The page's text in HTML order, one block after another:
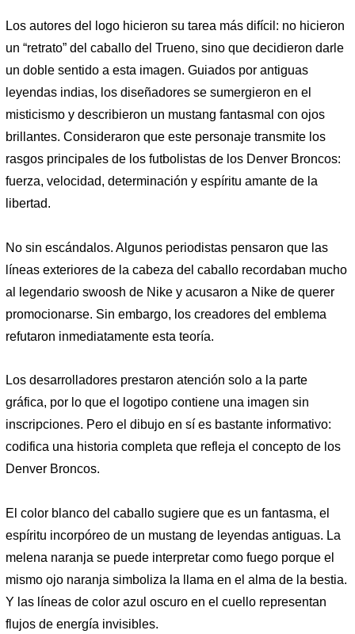
Los autores del logo hicieron su tarea más difícil: no hicieron
un “retrato” del caballo del Trueno, sino que decidieron darle
un doble sentido a esta imagen. Guiados por antiguas
leyendas indias, los diseñadores se sumergieron en el
misticismo y describieron un mustang fantasmal con ojos
brillantes. Consideraron que este personaje transmite los
rasgos principales de los futbolistas de los Denver Broncos:
fuerza, velocidad, determinación y espíritu amante de la
libertad.
No sin escándalos. Algunos periodistas pensaron que las
líneas exteriores de la cabeza del caballo recordaban mucho
al legendario swoosh de Nike y acusaron a Nike de querer
promocionarse. Sin embargo, los creadores del emblema
refutaron inmediatamente esta teoría.
Los desarrolladores prestaron atención solo a la parte
gráfica, por lo que el logotipo contiene una imagen sin
inscripciones. Pero el dibujo en sí es bastante informativo:
codifica una historia completa que refleja el concepto de los
Denver Broncos.
El color blanco del caballo sugiere que es un fantasma, el
espíritu incorpóreo de un mustang de leyendas antiguas. La
melena naranja se puede interpretar como fuego porque el
mismo ojo naranja simboliza la llama en el alma de la bestia.
Y las líneas de color azul oscuro en el cuello representan
flujos de energía invisibles.